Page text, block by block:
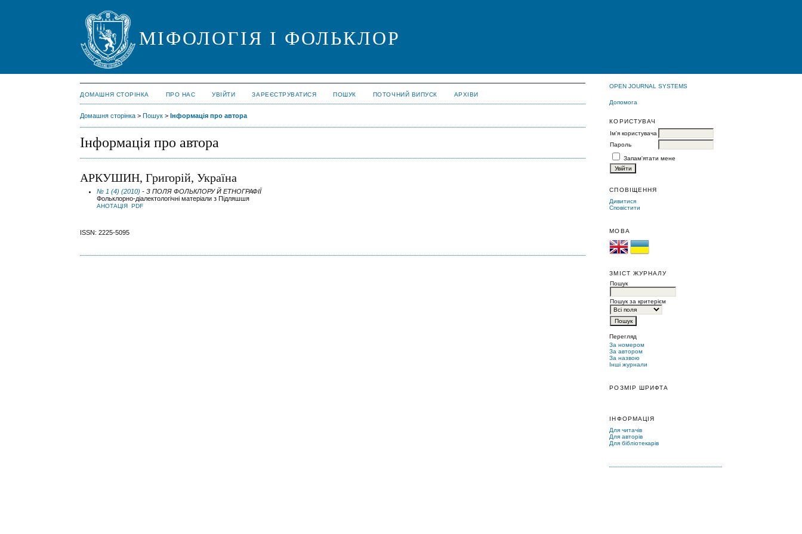
МІФОЛОГІЯ І ФОЛЬКЛОР
OPEN JOURNAL SYSTEMS
Допомога
КОРИСТУВАЧ
Ім'я користувача
Пароль
Запам'ятати мене
СПОВІЩЕННЯ
Дивитися
Сповістити
МОВА
ЗМІСТ ЖУРНАЛУ
Пошук
Пошук за критерієм
Перегляд
За номером
За автором
За назвою
Інші журнали
РОЗМІР ШРИФТА
ІНФОРМАЦІЯ
Для читачів
Для авторів
Для бібліотекарів
ДОМАШНЯ СТОРІНКА ПРО НАС УВІЙТИ ЗАРЕЄСТРУВАТИСЯ ПОШУК ПОТОЧНИЙ ВИПУСК АРХІВИ
Домашня сторінка >Пошук >Інформація про автора
Інформація про автора
АРКУШИН, Григорій, Україна
№ 1 (4) (2010) - З ПОЛЯ ФОЛЬКЛОРУ Й ЕТНОГРАФІЇ
Фольклорно-діалектологічні матеріали з Підляшшя
АНОТАЦІЯ PDF
ISSN: 2225-5095